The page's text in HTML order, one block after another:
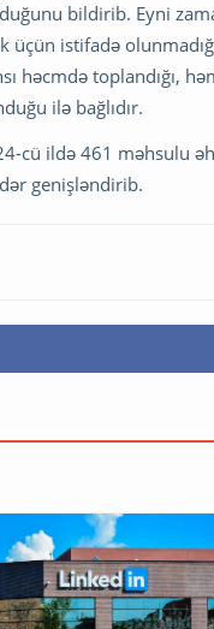
bildirib. Eyni
üçün istifadə
həcmdə toplandığı,
ilə bağlıdır.
ildə 461 məhsulu
genişləndirib.